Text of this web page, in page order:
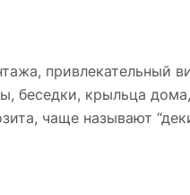
привлекательный
беседки, крыльца
чаще называют